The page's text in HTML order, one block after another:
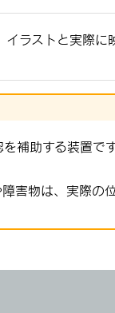
ラストと実際
補助する装置で
害物は、実際の